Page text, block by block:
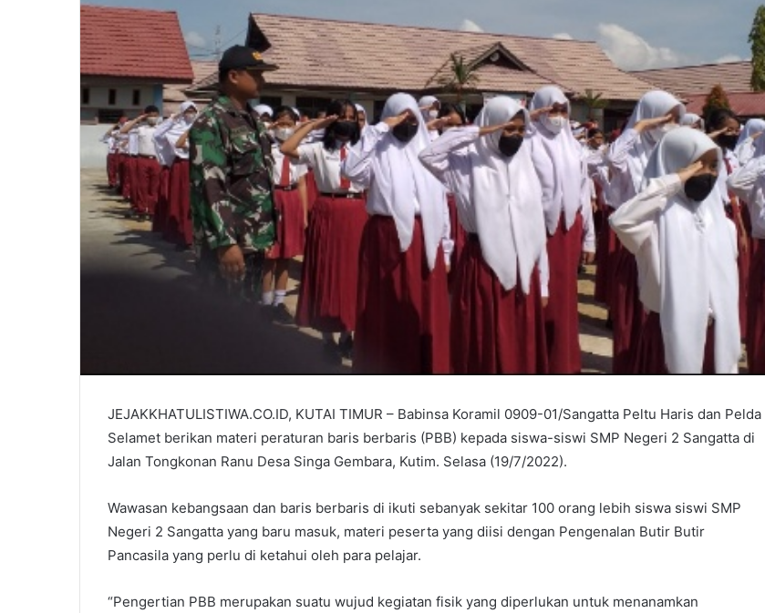
JEJAKKHATULISTIWA.CO.ID, KUTAI TIMUR – Babinsa Koramil 0909-01/Sangatta Peltu Haris dan Pelda
Selamet berikan materi peraturan baris berbaris (PBB) kepada siswa-siswi SMP Negeri 2 Sangatta di
Jalan Tongkonan Ranu Desa Singa Gembara, Kutim. Selasa (19/7/2022).
Wawasan kebangsaan dan baris berbaris di ikuti sebanyak sekitar 100 orang lebih siswa siswi SMP
Negeri 2 Sangatta yang baru masuk, materi peserta yang diisi dengan Pengenalan Butir Butir
Pancasila yang perlu di ketahui oleh para pelajar.
“Pengertian PBB merupakan suatu wujud kegiatan fisik yang diperlukan untuk menanamkan